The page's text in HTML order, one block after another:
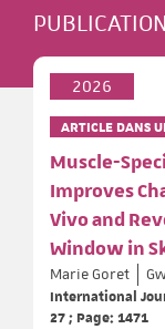
2026
ARTICLE DANS
Muscle-
Improves
Vivo and
Window in
Marie Goret
International
27 ; Page: 1471